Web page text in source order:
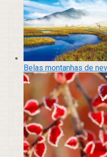
Belas montanhas de